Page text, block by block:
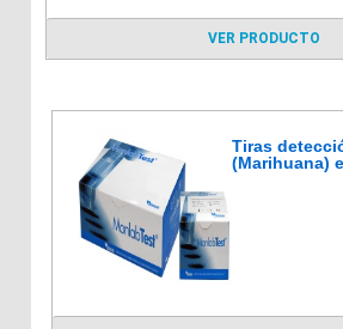
VER PRODUCTO
Tiras
(Marihuana)